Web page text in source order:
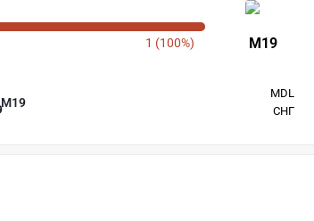
M19
1 (100%)
M19
MDL
СНГ